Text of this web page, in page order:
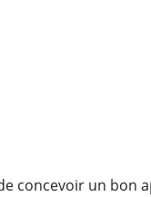
concevoir un bon